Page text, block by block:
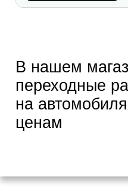
В нашем
переходные
на
ценам